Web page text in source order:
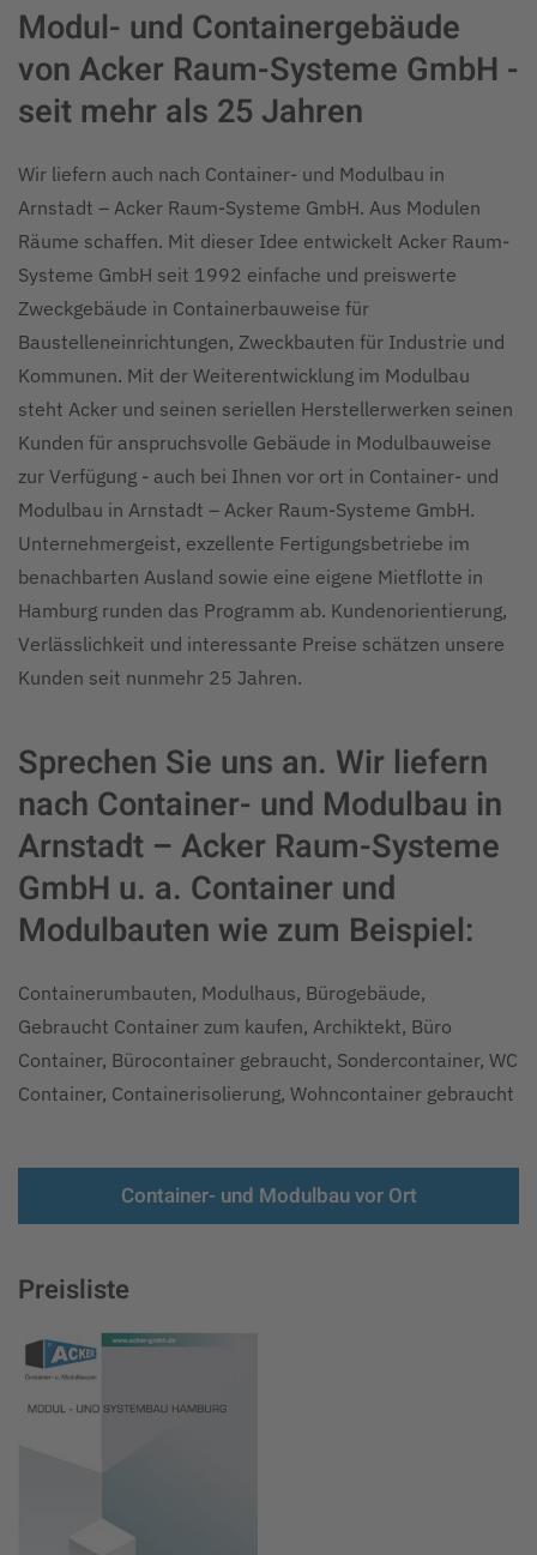
Modul- und Containergebäude
von Acker Raum-Systeme GmbH -
seit mehr als 25 Jahren
Wir liefern auch nach Container- und Modulbau in
Arnstadt – Acker Raum-Systeme GmbH. Aus Modulen
Räume schaffen. Mit dieser Idee entwickelt Acker Raum-
Systeme GmbH seit 1992 einfache und preiswerte
Zweckgebäude in Containerbauweise für
Baustelleneinrichtungen, Zweckbauten für Industrie und
Kommunen. Mit der Weiterentwicklung im Modulbau
steht Acker und seinen seriellen Herstellerwerken seinen
Kunden für anspruchsvolle Gebäude in Modulbauweise
zur Verfügung - auch bei Ihnen vor ort in Container- und
Modulbau in Arnstadt – Acker Raum-Systeme GmbH.
Unternehmergeist, exzellente Fertigungsbetriebe im
benachbarten Ausland sowie eine eigene Mietflotte in
Hamburg runden das Programm ab. Kundenorientierung,
Verlässlichkeit und interessante Preise schätzen unsere
Kunden seit nunmehr 25 Jahren.
Sprechen Sie uns an. Wir liefern
nach Container- und Modulbau in
Arnstadt – Acker Raum-Systeme
GmbH u. a. Container und
Modulbauten wie zum Beispiel:
Containerumbauten, Modulhaus, Bürogebäude,
Gebraucht Container zum kaufen, Archiktekt, Büro
Container, Bürocontainer gebraucht, Sondercontainer, WC
Container, Containerisolierung, Wohncontainer gebraucht
Container- und Modulbau vor Ort
Preisliste